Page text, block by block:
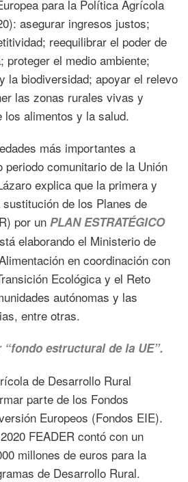
para la Política Agrícola
asegurar ingresos justos;
reequilibrar el poder de
proteger el medio ambiente;
la biodiversidad; apoyar el relevo
las zonas rurales vivas y
los alimentos y la salud.
más importantes a
periodo comunitario de la Unión
explica que la primera y
de los Planes de
por un PLAN ESTRATÉGICO
elaborando el Ministerio de
en coordinación con
Ecológica y el Reto
autónomas y las
entre otras.
“fondo estructural de la UE”.
de Desarrollo Rural
parte de los Fondos
Europeos (Fondos EIE).
FEADER contó con un
millones de euros para la
de Desarrollo Rural.